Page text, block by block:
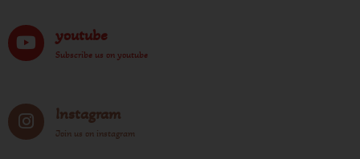
youtube
Subscribe us on youtube
Instagram
Join us on instagram